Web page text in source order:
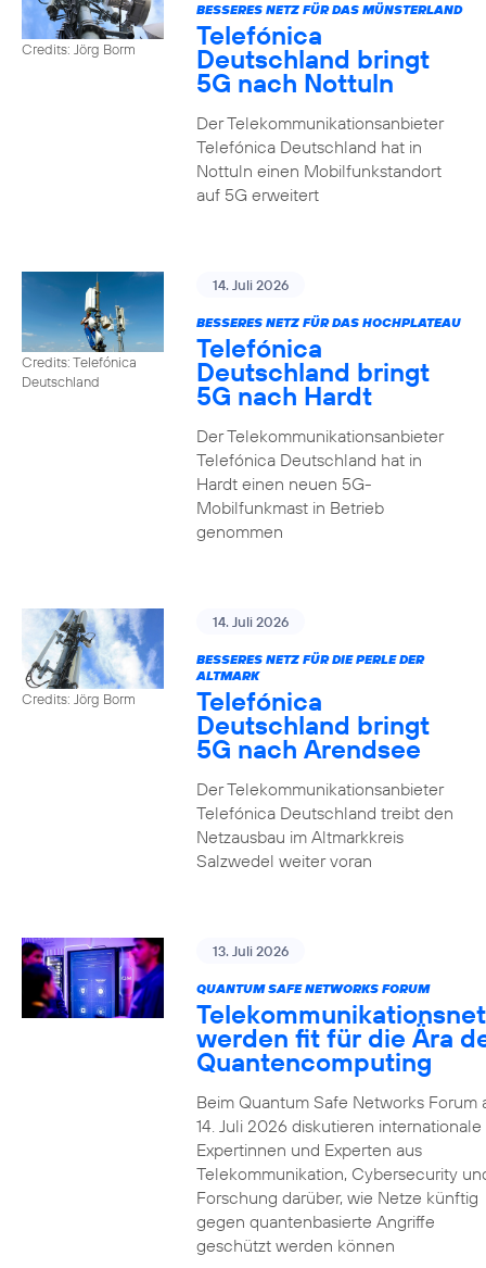
Credits: Jörg Borm
BESSERES NETZ FÜR DAS MÜNSTERLAND
Telefónica
Deutschland bringt
5G nach Nottuln
Der Telekommunikationsanbieter
Telefónica Deutschland hat in
Nottuln einen Mobilfunkstandort
auf 5G erweitert
Credits: Telefónica
Deutschland
14. Juli 2026
BESSERES NETZ FÜR DAS HOCHPLATEAU
Telefónica
Deutschland bringt
5G nach Hardt
Der Telekommunikationsanbieter
Telefónica Deutschland hat in
Hardt einen neuen 5G-
Mobilfunkmast in Betrieb
genommen
Credits: Jörg Borm
14. Juli 2026
BESSERES NETZ FÜR DIE PERLE DER
ALTMARK
Telefónica
Deutschland bringt
5G nach Arendsee
Der Telekommunikationsanbieter
Telefónica Deutschland treibt den
Netzausbau im Altmarkkreis
Salzwedel weiter voran
13. Juli 2026
QUANTUM SAFE NETWORKS FORUM
werden fit für die Ära
Quantencomputing
Beim Quantum Safe Networks Forum
14. Juli 2026 diskutieren internationale
Expertinnen und Experten aus
Telekommunikation, Cybersecurity
Forschung darüber, wie Netze künftig
gegen quantenbasierte Angriffe
geschützt werden können